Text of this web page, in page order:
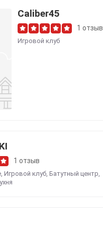
Caliber45
1 отзыв
Игровой клуб
1 отзыв
, Игровой клуб, Батутный центр,